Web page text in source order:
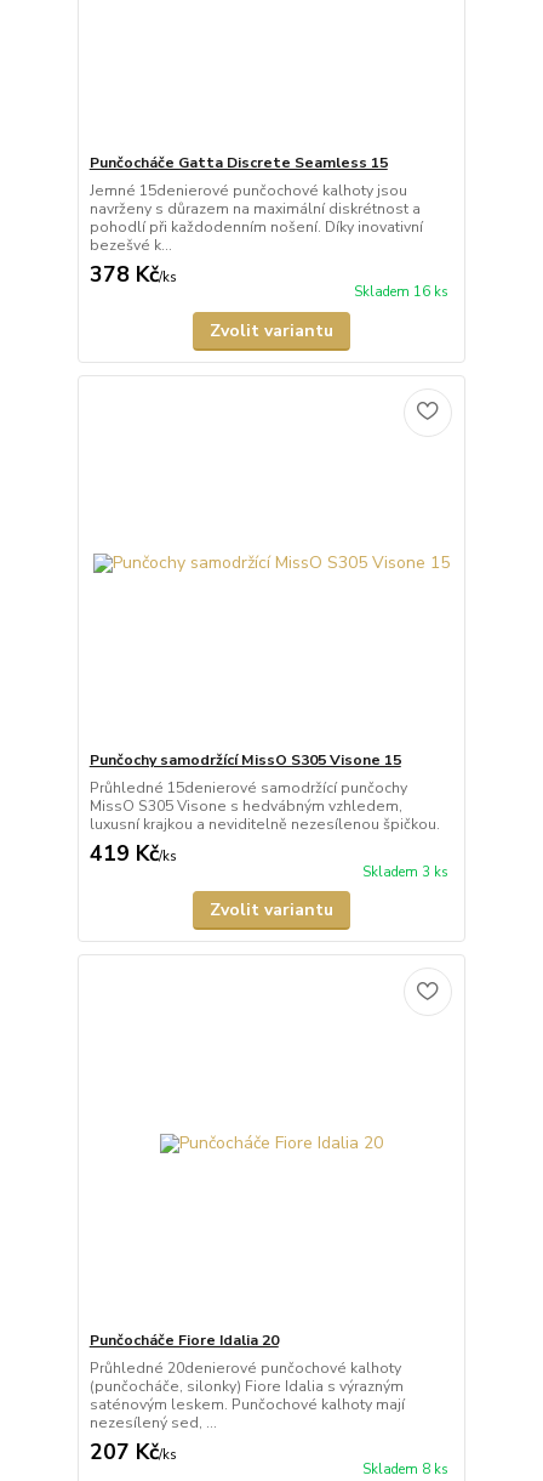
Punčocháče Gatta Discrete Seamless 15
Jemné 15denierové punčochové kalhoty jsou
navrženy s důrazem na maximální diskrétnost a
pohodlí při každodenním nošení. Díky inovativní
bezešvé k...
378 Kč/ks
Skladem 16 ks
Zvolit variantu
Punčochy samodržící MissO S305 Visone 15
Průhledné 15denierové samodržící punčochy
MissO S305 Visone s hedvábným vzhledem,
luxusní krajkou a neviditelně nezesílenou špičkou.
419 Kč/ks
Skladem 3 ks
Zvolit variantu
Punčocháče Fiore Idalia 20
Průhledné 20denierové punčochové kalhoty
(punčocháče, silonky) Fiore Idalia s výrazným
saténovým leskem. Punčochové kalhoty mají
nezesílený sed, ...
207 Kč/ks
Skladem 8 ks